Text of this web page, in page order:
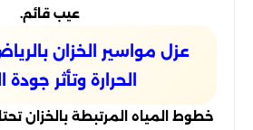
عيب قائم.
عزل مواسير الخزان
الحرارة وتأثر جودة
خطوط المياه المرتبطة بالخزان